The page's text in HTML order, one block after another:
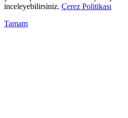
inceleyebilirsiniz. Çerez Politikası
Tamam